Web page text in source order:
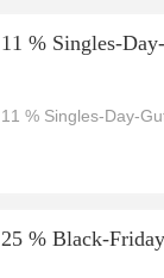
11 % Singles-
11 % Singles-Day-
25 % Black-